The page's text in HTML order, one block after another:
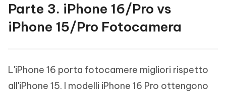
Parte 3. iPhone 16/Pro vs
iPhone 15/Pro Fotocamera
L'iPhone 16 porta fotocamere migliori rispetto
all'iPhone 15. I modelli iPhone 16 Pro ottengono